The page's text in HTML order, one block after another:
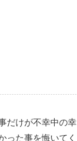
だけが不幸中の幸
った事を悔いてく